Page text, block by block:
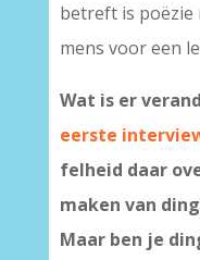
betreft is poëzie
mens voor een
Wat is er
eerste
felheid daar
maken van
Maar ben je